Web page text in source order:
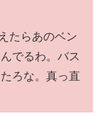
たらあのベン
でるわ。バス
ろな。真っ直